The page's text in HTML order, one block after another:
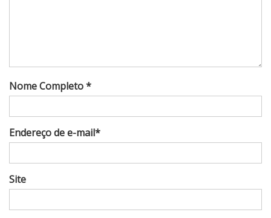
Nome Completo *
Endereço de e-mail*
Site